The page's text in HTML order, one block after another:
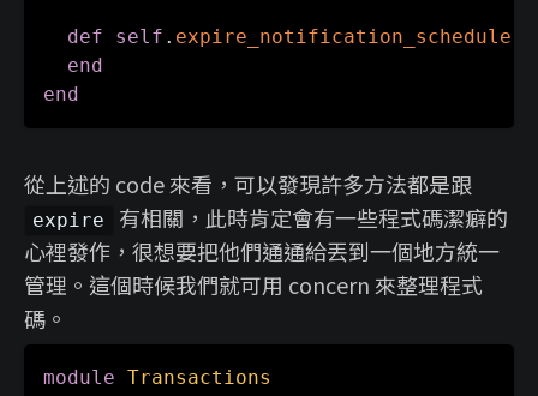
def self . expire_notification_schedule
end
end
從上述的 code 來看，可以發現許多方法都是跟
expire
有相關，此時肯定會有一些程式碼潔癖的
心裡發作，很想要把他們通通給丟到一個地方統一
管理。這個時候我們就可用 concern 來整理程式
碼。
module Transactions